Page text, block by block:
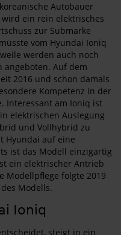
Autobauer
ein rein elektrisches
zur Submarke
vom Hyundai Ioniq
werden auch noch
Auf dem
2016 und schon damals
Kompetenz in der
Interessant am Ioniq ist
elektrischen Auslegung
und Vollhybrid zu
Hyundai auf eine
ist das Modell einzigartig
ein elektrischer Antrieb
Modellpflege folgte 2019
Modells.
Ioniq
steigt in ein